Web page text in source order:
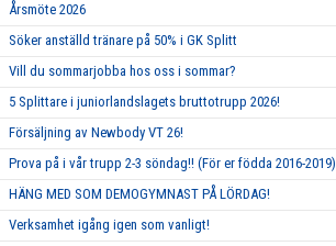
Årsmöte 2026
Söker anställd tränare på 50% i GK Splitt
Vill du sommarjobba hos oss i sommar?
5 Splittare i juniorlandslagets bruttotrupp 2026!
Försäljning av Newbody VT 26!
Prova på i vår trupp 2-3 söndag!! (För er födda 2016-2019)
HÄNG MED SOM DEMOGYMNAST PÅ LÖRDAG!
Verksamhet igång igen som vanligt!